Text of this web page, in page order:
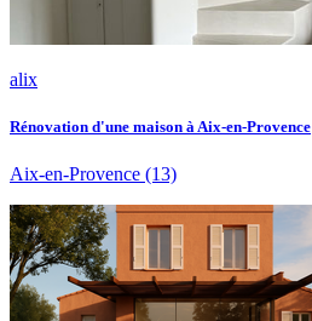
alix
Rénovation d'une maison à Aix-en-Provence
Aix-en-Provence (13)